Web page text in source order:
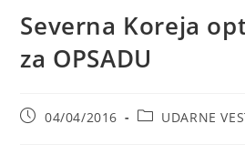
Severna Koreja
za OPSADU
Post04/04/2016
PostUDARNE